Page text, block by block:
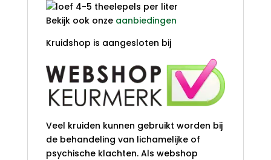
4-5 theelepels per liter
Bekijk ook onze aanbiedingen
Kruidshop is aangesloten bij
Veel kruiden kunnen gebruikt worden bij
de behandeling van lichamelijke of
psychische klachten. Als webshop